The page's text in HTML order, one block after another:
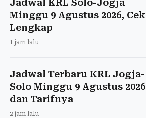
Minggu 9 Agustus 2026, Cek
Lengkap
1 jam lalu
Jadwal Terbaru KRL Jogja-
Solo Minggu 9 Agustus 2026
dan Tarifnya
2 jam lalu